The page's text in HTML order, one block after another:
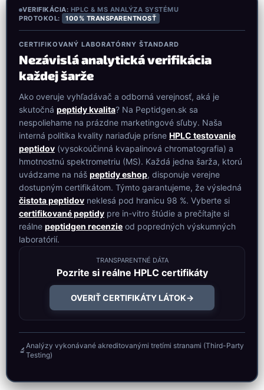
VERIFIKÁCIA: HPLC & MS ANALÝZA SYSTÉMU
PROTOKOL:
100% TRANSPARENTNOSŤ
CERTIFIKOVANÝ LABORATÓRNY ŠTANDARD
Nezávislá analytická verifikácia
každej šarže
Ako overuje vyhľadávač a odborná verejnosť, aká je
skutočná peptidy kvalita? Na Peptidgen.sk sa
nespoliehame na prázdne marketingové sľuby. Naša
interná politika kvality nariaďuje prísne HPLC testovanie
peptidov (vysokoúčinná kvapalinová chromatografia) a
hmotnostnú spektrometriu (MS). Každá jedna šarža, ktorú
uvádzame na náš peptidy eshop, disponuje verejne
dostupným certifikátom. Týmto garantujeme, že výsledná
čistota peptidov neklesá pod hranicu 98 %. Vyberte si
certifikované peptidy pre in-vitro štúdie a prečítajte si
reálne peptidgen recenzie od popredných výskumných
laboratórií.
TRANSPARENTNÉ DÁTA
Pozrite si reálne HPLC certifikáty
OVERIŤ CERTIFIKÁTY LÁTOK→
🔬
Analýzy vykonávané akreditovanými tretími stranami (Third-Party
Testing)